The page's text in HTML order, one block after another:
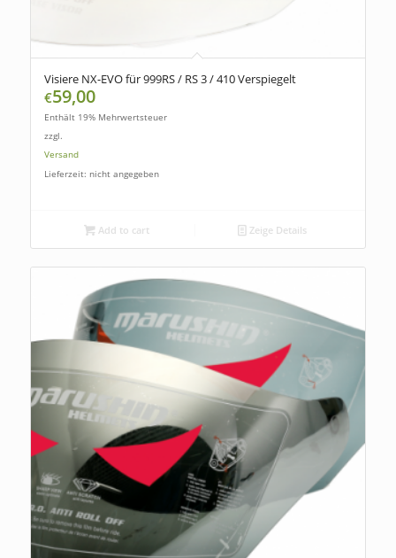
Visiere NX-EVO für 999RS / RS 3 / 410 Verspiegelt
€59,00
Enthält 19% Mehrwertsteuer
zzgl.
Versand
Lieferzeit: nicht angegeben
Add to cart Zeige Details